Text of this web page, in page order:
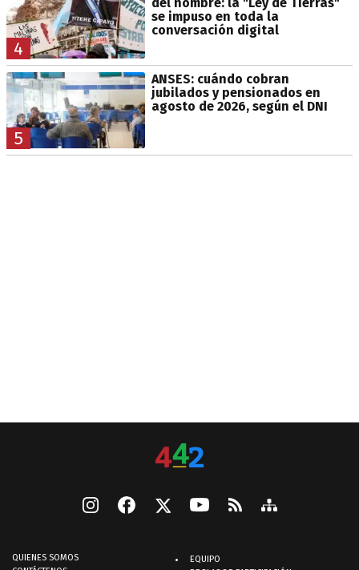
4
del nombre: la "Ley de Tierras"
se impuso en toda la
conversación digital
5
ANSES: cuándo cobran
jubilados y pensionados en
agosto de 2026, según el DNI
QUIENES SOMOS
EQUIPO